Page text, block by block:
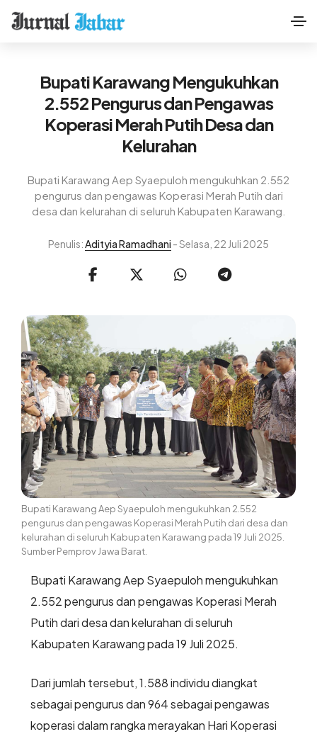
Bupati Karawang Mengukuhkan
2.552 Pengurus dan Pengawas
Koperasi Merah Putih Desa dan
Kelurahan
Bupati Karawang Aep Syaepuloh mengukuhkan 2.552
pengurus dan pengawas Koperasi Merah Putih dari
desa dan kelurahan di seluruh Kabupaten Karawang.
Penulis:Adityia Ramadhani - Selasa, 22 Juli 2025
Bupati Karawang Aep Syaepuloh mengukuhkan 2.552
pengurus dan pengawas Koperasi Merah Putih dari desa dan
kelurahan di seluruh Kabupaten Karawang pada 19 Juli 2025.
Sumber Pemprov Jawa Barat.
Bupati Karawang Aep Syaepuloh mengukuhkan
2.552 pengurus dan pengawas Koperasi Merah
Putih dari desa dan kelurahan di seluruh
Kabupaten Karawang pada 19 Juli 2025.
Dari jumlah tersebut, 1.588 individu diangkat
sebagai pengurus dan 964 sebagai pengawas
koperasi dalam rangka merayakan Hari Koperasi